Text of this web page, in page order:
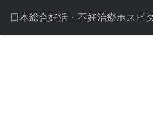
日本総合妊活・不妊治療ホスピ